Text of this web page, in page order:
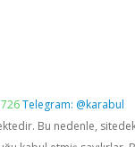
Telegram: @karabul
Bu nedenle,